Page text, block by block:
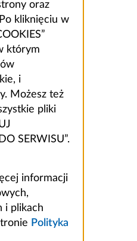
oraz
kliknięciu w
którym
i
Możesz też
pliki
SERWISU”.
informacji
i plikach
Polityka